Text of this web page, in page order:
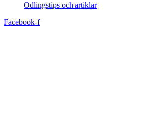
Odlingstips och artiklar
Facebook-f